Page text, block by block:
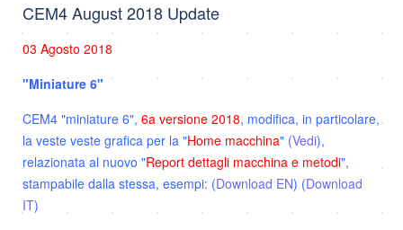
CEM4 August 2018 Update
03 Agosto 2018
"Miniature 6"
CEM4 "miniature 6", 6a versione 2018, modifica, in particolare,
la veste veste grafica per la "Home macchina" (Vedi),
relazionata al nuovo "Report dettagli macchina e metodi",
stampabile dalla stessa, esempi: (Download EN) (Download
IT)